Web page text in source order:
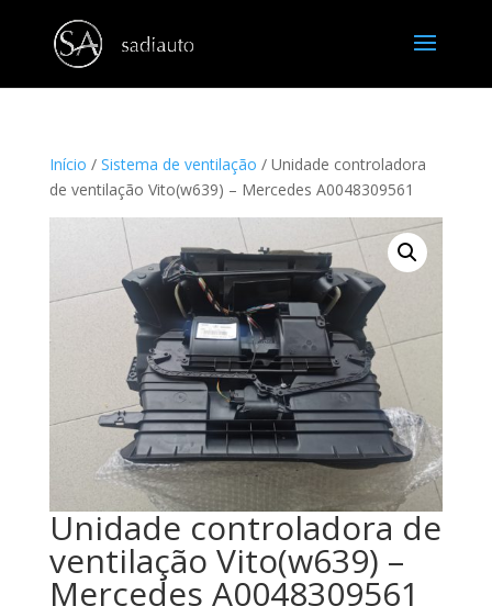
Início / Sistema de ventilação / Unidade controladora
de ventilação Vito(w639) – Mercedes A0048309561
Unidade controladora de
ventilação Vito(w639) –
Mercedes A0048309561